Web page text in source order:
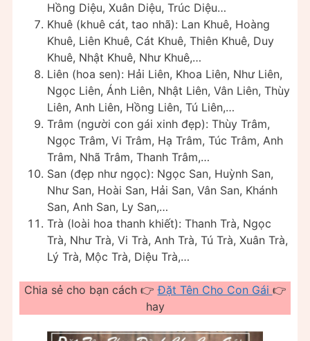
Hồng Diệu, Xuân Diệu, Trúc Diệu…
Khuê (khuê cát, tao nhã): Lan Khuê, Hoàng
Khuê, Liên Khuê, Cát Khuê, Thiên Khuê, Duy
Khuê, Nhật Khuê, Như Khuê,…
Liên (hoa sen): Hải Liên, Khoa Liên, Như Liên,
Ngọc Liên, Ánh Liên, Nhật Liên, Vân Liên, Thùy
Liên, Anh Liên, Hồng Liên, Tú Liên,…
Trâm (người con gái xinh đẹp): Thùy Trâm,
Ngọc Trâm, Vi Trâm, Hạ Trâm, Túc Trâm, Anh
Trâm, Nhã Trâm, Thanh Trâm,…
San (đẹp như ngọc): Ngọc San, Huỳnh San,
Như San, Hoài San, Hải San, Vân San, Khánh
San, Anh San, Ly San,…
Trà (loài hoa thanh khiết): Thanh Trà, Ngọc
Trà, Như Trà, Vi Trà, Anh Trà, Tú Trà, Xuân Trà,
Lý Trà, Mộc Trà, Diệu Trà,…
Chia sẻ cho bạn cách 👉Đặt Tên Cho Con Gái 👉
hay